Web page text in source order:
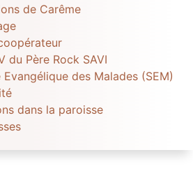
de Carême
du Père Rock SAVI
Evangélique des Malades (SEM)
dans la paroisse